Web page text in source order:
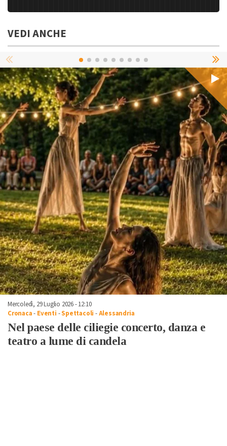
VEDI ANCHE
Mercoledì, 29 Luglio 2026 - 12:10
Cronaca- Eventi -Spettacoli -Alessandria
Nel paese delle ciliegie concerto, danza e
teatro a lume di candela